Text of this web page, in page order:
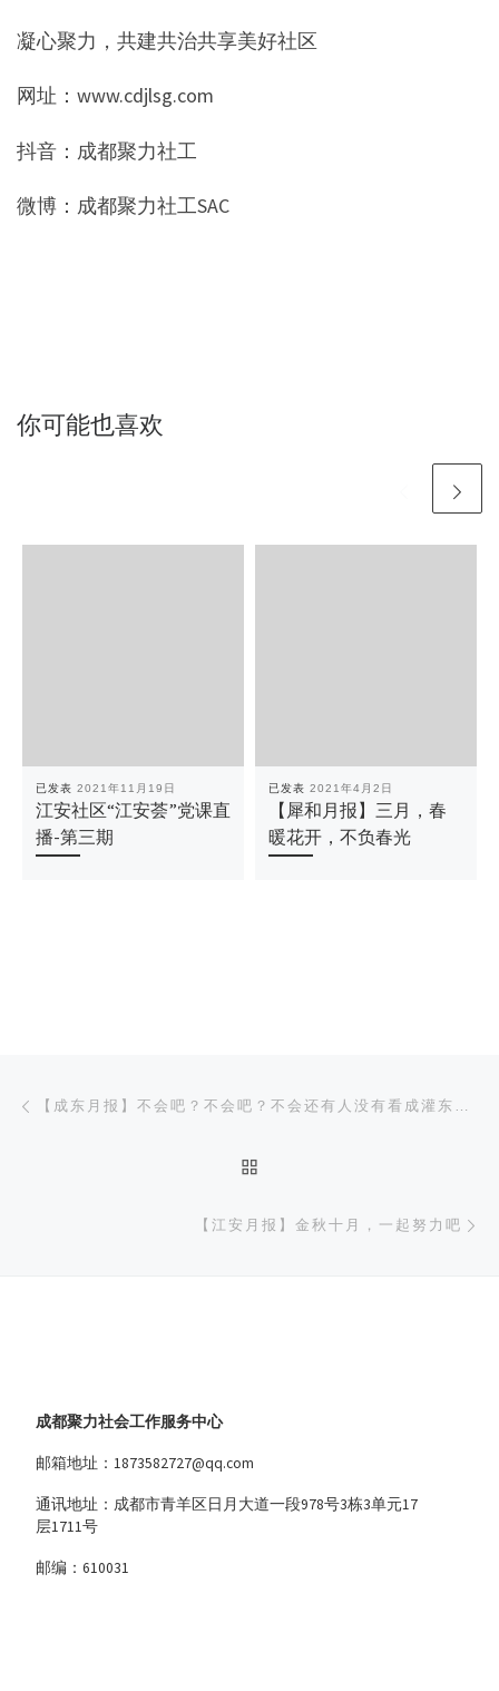
凝心聚力，共建共治共享美好社区
网址：www.cdjlsg.com
抖音：成都聚力社工
微博：成都聚力社工SAC
你可能也喜欢
已发表 2021年11月19日
江安社区“江安荟”党课直
播-第三期
已发表 2021年4月2日
【犀和月报】三月，春
暖花开，不负春光
文章导航 【成东月报】不会吧？不会吧？不会还有人没有看成灌东九月回顾吧~
【江安月报】金秋十月，一起努力吧
成都聚力社会工作服务中心
邮箱地址：1873582727@qq.com
通讯地址：成都市青羊区日月大道一段978号3栋3单元17
层1711号
邮编：610031